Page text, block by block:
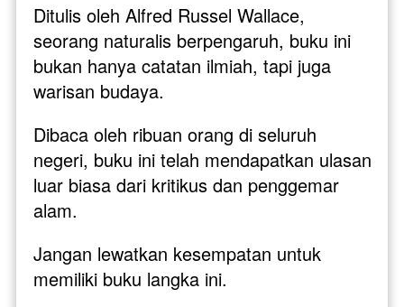
Ditulis oleh Alfred Russel Wallace,
seorang naturalis berpengaruh, buku ini
bukan hanya catatan ilmiah, tapi juga
warisan budaya.
Dibaca oleh ribuan orang di seluruh
negeri, buku ini telah mendapatkan ulasan
luar biasa dari kritikus dan penggemar
alam.
Jangan lewatkan kesempatan untuk
memiliki buku langka ini.